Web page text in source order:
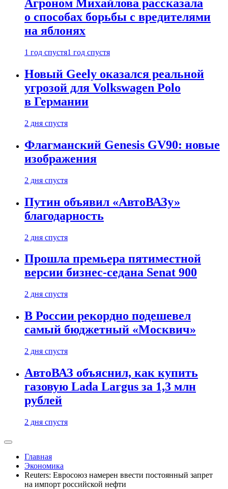
Агроном Михайлова рассказала
о способах борьбы с вредителями
на яблонях
1 год спустя1 год спустя
Новый Geely оказался реальной
угрозой для Volkswagen Polo
в Германии
2 дня спустя
Флагманский Genesis GV90: новые
изображения
2 дня спустя
Путин объявил «АвтоВАЗу»
благодарность
2 дня спустя
Прошла премьера пятиместной
версии бизнес-седана Senat 900
2 дня спустя
В России рекордно подешевел
самый бюджетный «Москвич»
2 дня спустя
АвтоВАЗ объяснил, как купить
газовую Lada Largus за 1,3 млн
рублей
2 дня спустя
Главная
Экономика
Reuters: Евросоюз намерен ввести постоянный запрет
на импорт российской нефти